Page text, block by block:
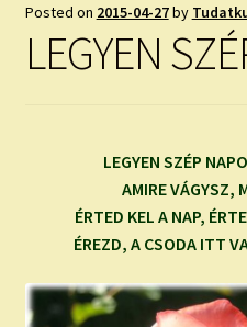
NAPI ASZTROLÓGIA
ISMERJ MEG!
ÍRJ NEKEM!
IRATKOZZ FEL A VIDEÓ
Posted on 2015-04-27by
LEGYEN
LEGYEN SZÉP
AMIRE VÁGYSZ,
ÉRTED KEL A NAP,
ÉREZD, A CSODA ITT